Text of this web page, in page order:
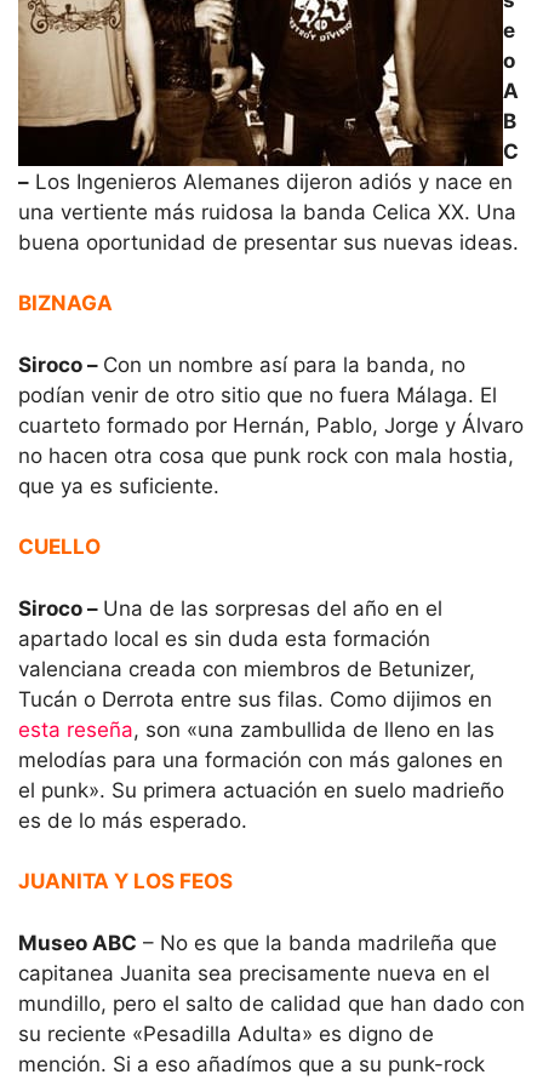
e
o
A
B
C
– Los Ingenieros Alemanes dijeron adiós y nace en
una vertiente más ruidosa la banda Celica XX. Una
buena oportunidad de presentar sus nuevas ideas.
BIZNAGA
Siroco – Con un nombre así para la banda, no
podían venir de otro sitio que no fuera Málaga. El
cuarteto formado por Hernán, Pablo, Jorge y Álvaro
no hacen otra cosa que punk rock con mala hostia,
que ya es suficiente.
CUELLO
Siroco – Una de las sorpresas del año en el
apartado local es sin duda esta formación
valenciana creada con miembros de Betunizer,
Tucán o Derrota entre sus filas. Como dijimos en
esta reseña, son «una zambullida de lleno en las
melodías para una formación con más galones en
el punk». Su primera actuación en suelo madrieño
es de lo más esperado.
JUANITA Y LOS FEOS
Museo ABC – No es que la banda madrileña que
capitanea Juanita sea precisamente nueva en el
mundillo, pero el salto de calidad que han dado con
su reciente «Pesadilla Adulta» es digno de
mención. Si a eso añadímos que a su punk-rock